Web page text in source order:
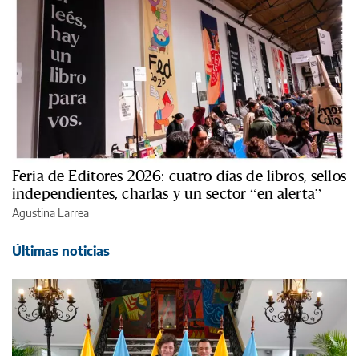
Feria de Editores 2026: cuatro días de libros, sellos
independientes, charlas y un sector “en alerta”
Agustina Larrea
Últimas noticias